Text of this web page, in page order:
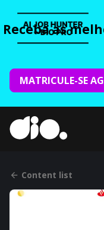
Receba as
MATRICULE-SE
Content list